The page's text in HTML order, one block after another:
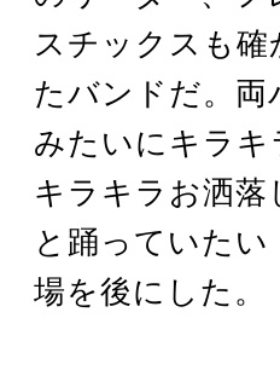
スチックスも
たバンドだ。
みたいにキラ
キラキラお洒
と踊っていた
場を後にした。